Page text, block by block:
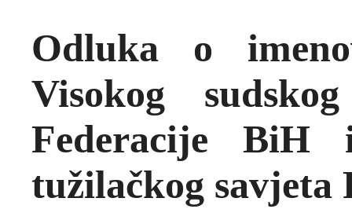
Odluka o
Visokog
Federacije BiH
tužilačkog savjeta